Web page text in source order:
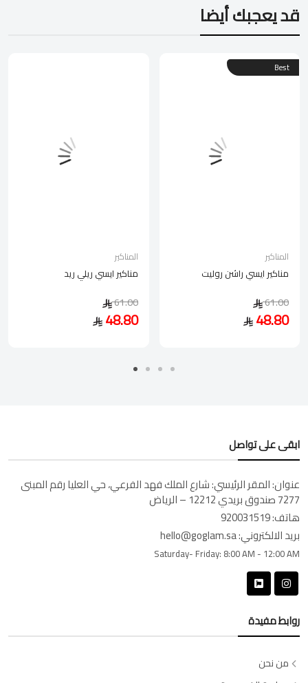
قد يعجبك أيضا
المناكير
مناكير ايسي ريلي ريد
61.00
48.80
Best
المناكير
مناكير ايسي راشن روليت
61.00
48.80
ابقى على تواصل
عنوان:المقر الرئيسي: شارع الملك فهد الفرعي، حي العليا رقم المبنى
7277 صندوق بريدي 12212 – الرياض
هاتف:920031519
بريد الالكتروني:hello@goglam.sa
Saturday- Friday: 8:00 AM - 12:00 AM
روابط مفيدة
من نحن